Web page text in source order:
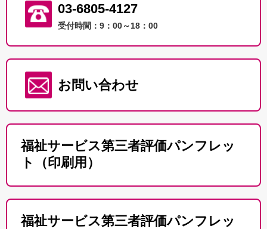
03-6805-4127
受付時間：9：00～18：00
お問い合わせ
福祉サービス第三者評価パンフレッ
ト（印刷用）
福祉サービス第三者評価パンフレッ